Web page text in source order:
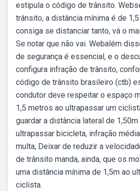
estipula o código de trânsito.
trânsito, a distância mínima é de
consiga se distanciar tanto, vá o
Se notar que não vai. Webalém
de segurança é essencial, e o
configura infração de trânsito,
código de trânsito brasileiro (ctb)
condutor deve respeitar o espaço
1,5 metros ao ultrapassar um
guardar a distância lateral de
ultrapassar bicicleta, infração
multa; Deixar de reduzir a
de trânsito manda, ainda, que os
uma distância mínima de 1,5m ao
ciclista.